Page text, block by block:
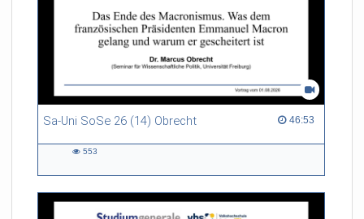
Sa-Uni SoSe 26 (14) Obrecht 46:53
46:53 duration
553